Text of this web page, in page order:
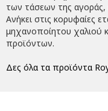
των τάσεων της αγοράς,
Ανήκει στις κορυφαίες
μηχανοποίητου χαλιού
προϊόντων.
Δες όλα τα προϊόντα